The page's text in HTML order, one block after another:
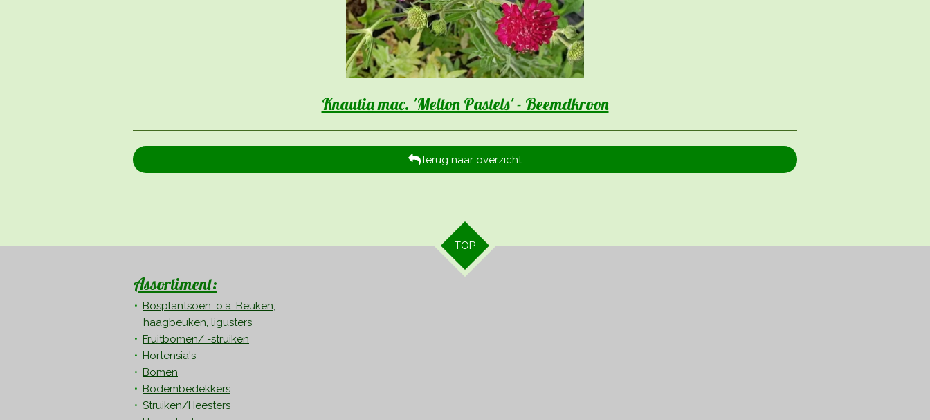
Knautia mac. 'Melton Pastels' - Beemdkroon
Terug naar overzicht
TOP
Assortiment:
Bosplantsoen: o.a. Beuken,
haagbeuken, ligusters
Fruitbomen/ -struiken
Hortensia's
Bomen
Bodembedekkers
Struiken/Heesters